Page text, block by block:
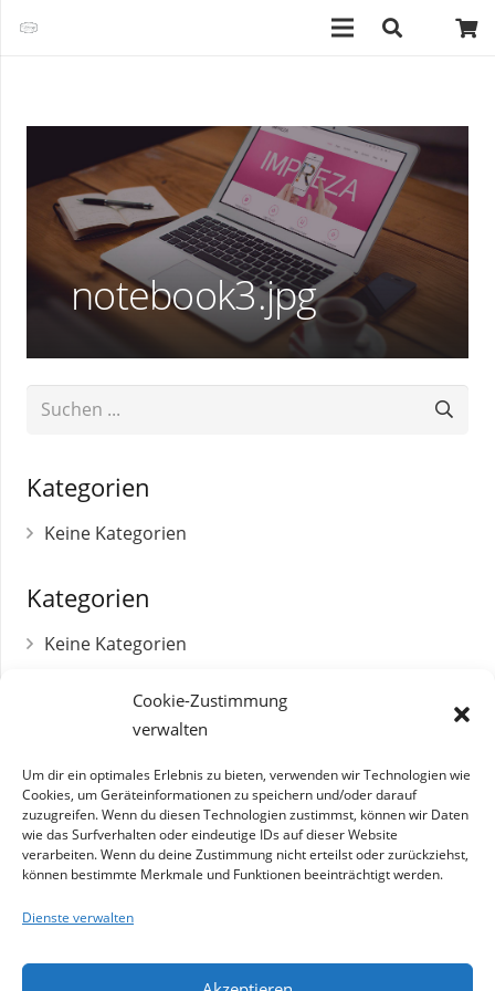
Cookie-Zustimmung
verwalten
Um dir ein optimales Erlebnis zu bieten, verwenden wir Technologien wie
Cookies, um Geräteinformationen zu speichern und/oder darauf
zuzugreifen. Wenn du diesen Technologien zustimmst, können wir Daten
wie das Surfverhalten oder eindeutige IDs auf dieser Website
verarbeiten. Wenn du deine Zustimmung nicht erteilst oder zurückziehst,
können bestimmte Merkmale und Funktionen beeinträchtigt werden.
Dienste verwalten
notebook3.jpg
Kategorien
Keine Kategorien
Kategorien
Keine Kategorien
Umsatzsteuer-Identifikationsnummer
Betriebsnummer
03809100
119/271/01051